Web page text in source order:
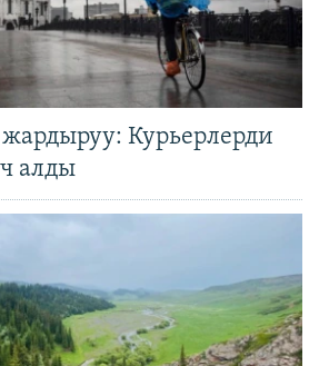
Курьерлерди
алды